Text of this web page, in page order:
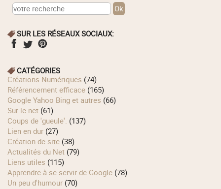
SUR LES RÉSEAUX SOCIAUX:
CATÉGORIES
Créations Numériques (74)
Référencement efficace (165)
Google Yahoo Bing et autres (66)
Sur le net (61)
Coups de 'gueule'. (137)
Lien en dur (27)
Création de site (38)
Actualités du Net (79)
Liens utiles (115)
Apprendre à se servir de Google (78)
Un peu d'humour (70)